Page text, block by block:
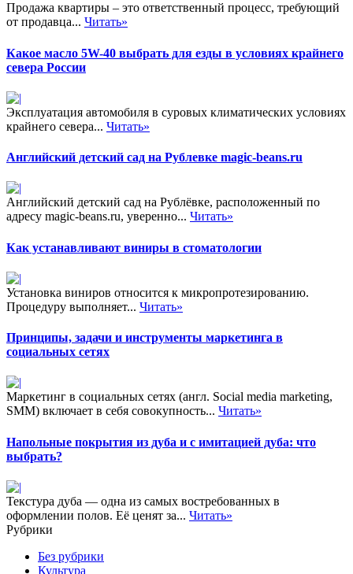
Продажа квартиры – это ответственный процесс, требующий
от продавца... Читать»
Какое масло 5W-40 выбрать для езды в условиях крайнего
севера России
Эксплуатация автомобиля в суровых климатических условиях
крайнего севера... Читать»
Английский детский сад на Рублевке magic-beans.ru
Английский детский сад на Рублёвке, расположенный по
адресу magic-beans.ru, уверенно... Читать»
Как устанавливают виниры в стоматологии
Установка виниров относится к микропротезированию.
Процедуру выполняет... Читать»
Принципы, задачи и инструменты маркетинга в
социальных сетях
Маркетинг в социальных сетях (англ. Social media marketing,
SMM) включает в себя совокупность... Читать»
Напольные покрытия из дуба и с имитацией дуба: что
выбрать?
Текстура дуба — одна из самых востребованных в
оформлении полов. Её ценят за... Читать»
Рубрики
Без рубрики
Культура